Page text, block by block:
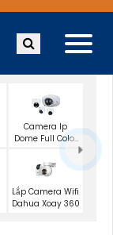
Camera Ip
Dome Full Color
Lắp Camera Wifi
Dahua Xoay 360